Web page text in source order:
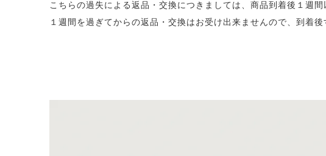
こちらの過失による返品・交換につきましては、商品到着後１週間
１週間を過ぎてからの返品・交換はお受け出来ませんので、到着